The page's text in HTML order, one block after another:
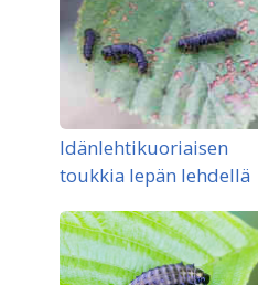
Idänlehtikuoriaisen
toukkia lepän lehdellä